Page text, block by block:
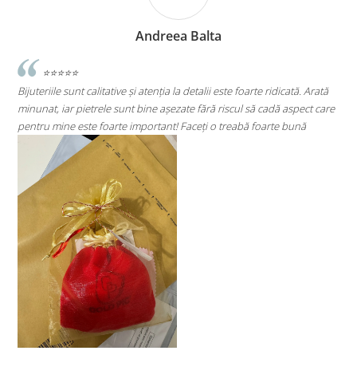
care
Andreea Cicu
⭐⭐⭐⭐⭐
Super mulțumită!! Sunt superbi cerceii!!!